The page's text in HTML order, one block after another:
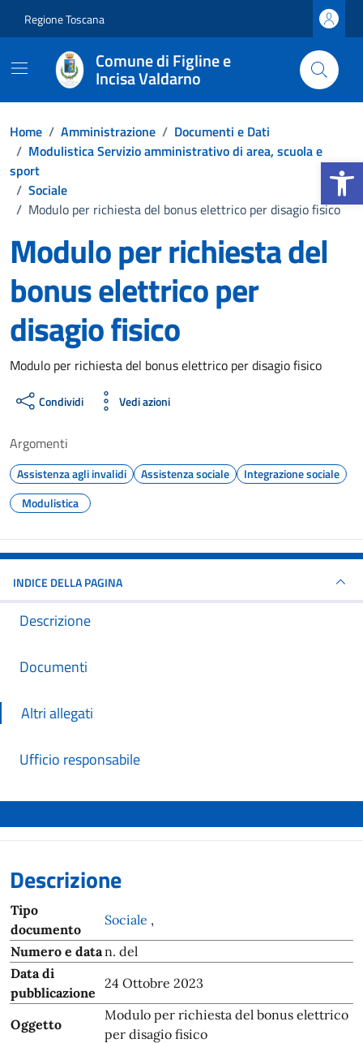
Apri la
Regione Toscana
Comune di Figline e
Incisa Valdarno
Home / Amministrazione / Documenti e Dati
/ Modulistica Servizio amministrativo di area, scuola e
sport
/ Sociale
/ Modulo per richiesta del bonus elettrico per disagio fisico
Modulo per richiesta del
bonus elettrico per
disagio fisico
Dettagli del documento
Modulo per richiesta del bonus elettrico per disagio fisico
Condividi Vedi azioni
Argomenti
Assistenza agli invalidi Assistenza sociale
Integrazione sociale
Modulistica
INDICE DELLA PAGINA
Descrizione
Documenti
Altri allegati
Ufficio responsabile
Descrizione
Tipo
documento
Sociale ,
Numero e datan. del
Data di
pubblicazione
24 Ottobre 2023
Oggetto
Modulo per richiesta del bonus elettrico
per disagio fisico